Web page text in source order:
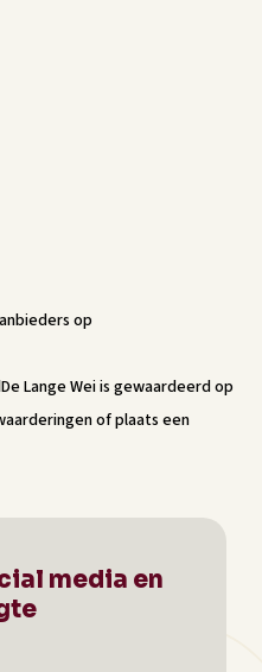
De Lange Weiis gewaardeerd op
ofplaats een
media en